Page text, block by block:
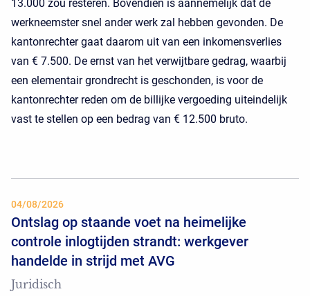
13.000 zou resteren. Bovendien is aannemelijk dat de
werkneemster snel ander werk zal hebben gevonden. De
kantonrechter gaat daarom uit van een inkomensverlies
van € 7.500. De ernst van het verwijtbare gedrag, waarbij
een elementair grondrecht is geschonden, is voor de
kantonrechter reden om de billijke vergoeding uiteindelijk
vast te stellen op een bedrag van € 12.500 bruto.
04/08/2026
Ontslag op staande voet na heimelijke
controle inlogtijden strandt: werkgever
handelde in strijd met AVG
Juridisch